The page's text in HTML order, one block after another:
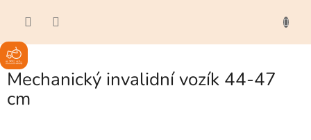
Mechanický invalidní vozík 44-47
cm